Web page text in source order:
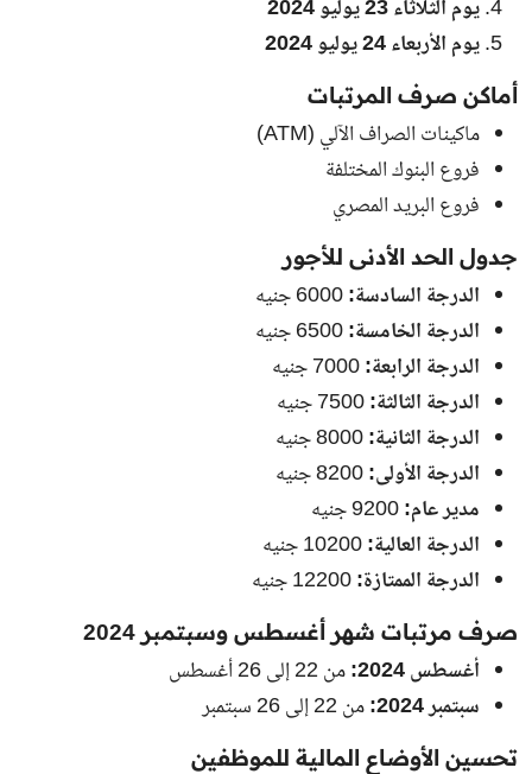
يوم الثلاثاء 23 يوليو 2024
يوم الأربعاء 24 يوليو 2024
أماكن صرف المرتبات
ماكينات الصراف الآلي (ATM)
فروع البنوك المختلفة
فروع البريد المصري
جدول الحد الأدنى للأجور
الدرجة السادسة:
الدرجة الخامسة:
الدرجة الرابعة:
الدرجة الثالثة:
الدرجة الثانية:
الدرجة الأولى:
مدير عام:
الدرجة العالية:
الدرجة الممتازة:
صرف مرتبات شهر أغسطس وسبتمبر 2024
أغسطس 2024:
من 22 إلى 26 أغسطس
سبتمبر 2024:
من 22 إلى 26 سبتمبر
تحسين الأوضاع المالية للموظفين